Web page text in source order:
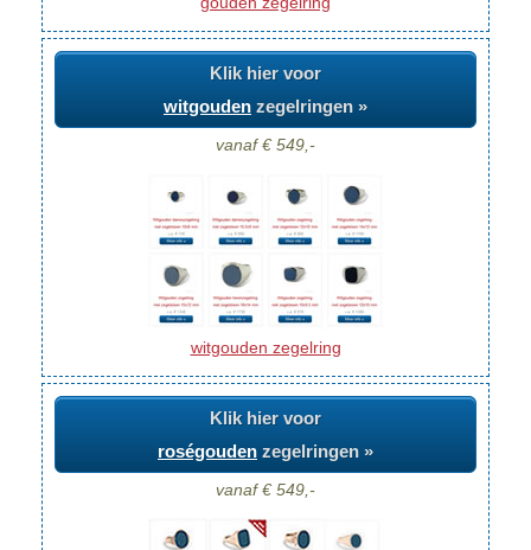
Klik hier voor
witgouden zegelringen »
vanaf € 549,-
witgouden zegelring
Klik hier voor
roségouden zegelringen »
vanaf € 549,-